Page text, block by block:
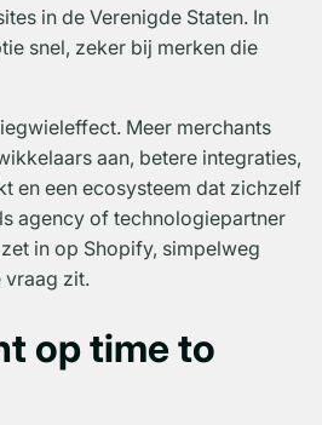
in de Verenigde Staten. In
snel, zeker bij merken die
Meer merchants
aan, betere integraties,
en een ecosysteem dat zichzelf
agency of technologiepartner
in op Shopify, simpelweg
vraag zit.
op time to